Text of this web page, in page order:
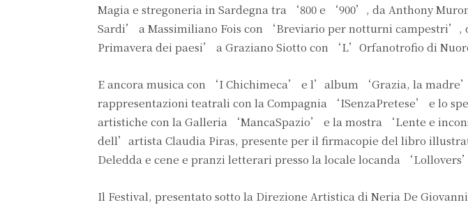
Magia e stregoneria in Sardegna tra ‘800 e ‘900’, da Anthony
Sardi’ a Massimiliano Fois con ‘Breviario per notturni campestri’,
Primavera dei paesi’ a Graziano Siotto con ‘L’Orfanotrofio di
E ancora musica con ‘I Chichimeca’ e l’album ‘Grazia, la
rappresentazioni teatrali con la Compagnia ‘ISenzaPretese’ e lo
artistiche con la Galleria ‘MancaSpazio’ e la mostra ‘Lente e
dell’artista Claudia Piras, presente per il firmacopie del libro
Deledda e cene e pranzi letterari presso la locale locanda
Il Festival, presentato sotto la Direzione Artistica di Neria De